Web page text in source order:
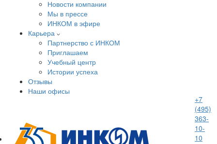
Новости компании
Мы в прессе
ИНКОМ в эфире
Карьера
Партнерство с ИНКОМ
Приглашаем
Учебный центр
Истории успеха
Отзывы
Наши офисы
+7
(495)
363-
10-
10